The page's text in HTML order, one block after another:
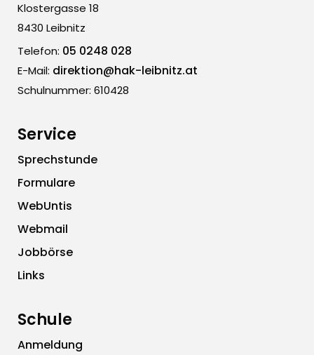
Klostergasse 18
8430 Leibnitz
Telefon: 05 0248 028
E-Mail: direktion@hak-leibnitz.at
Schulnummer: 610428
Service
Sprechstunde
Formulare
WebUntis
Webmail
Jobbörse
Links
Schule
Anmeldung